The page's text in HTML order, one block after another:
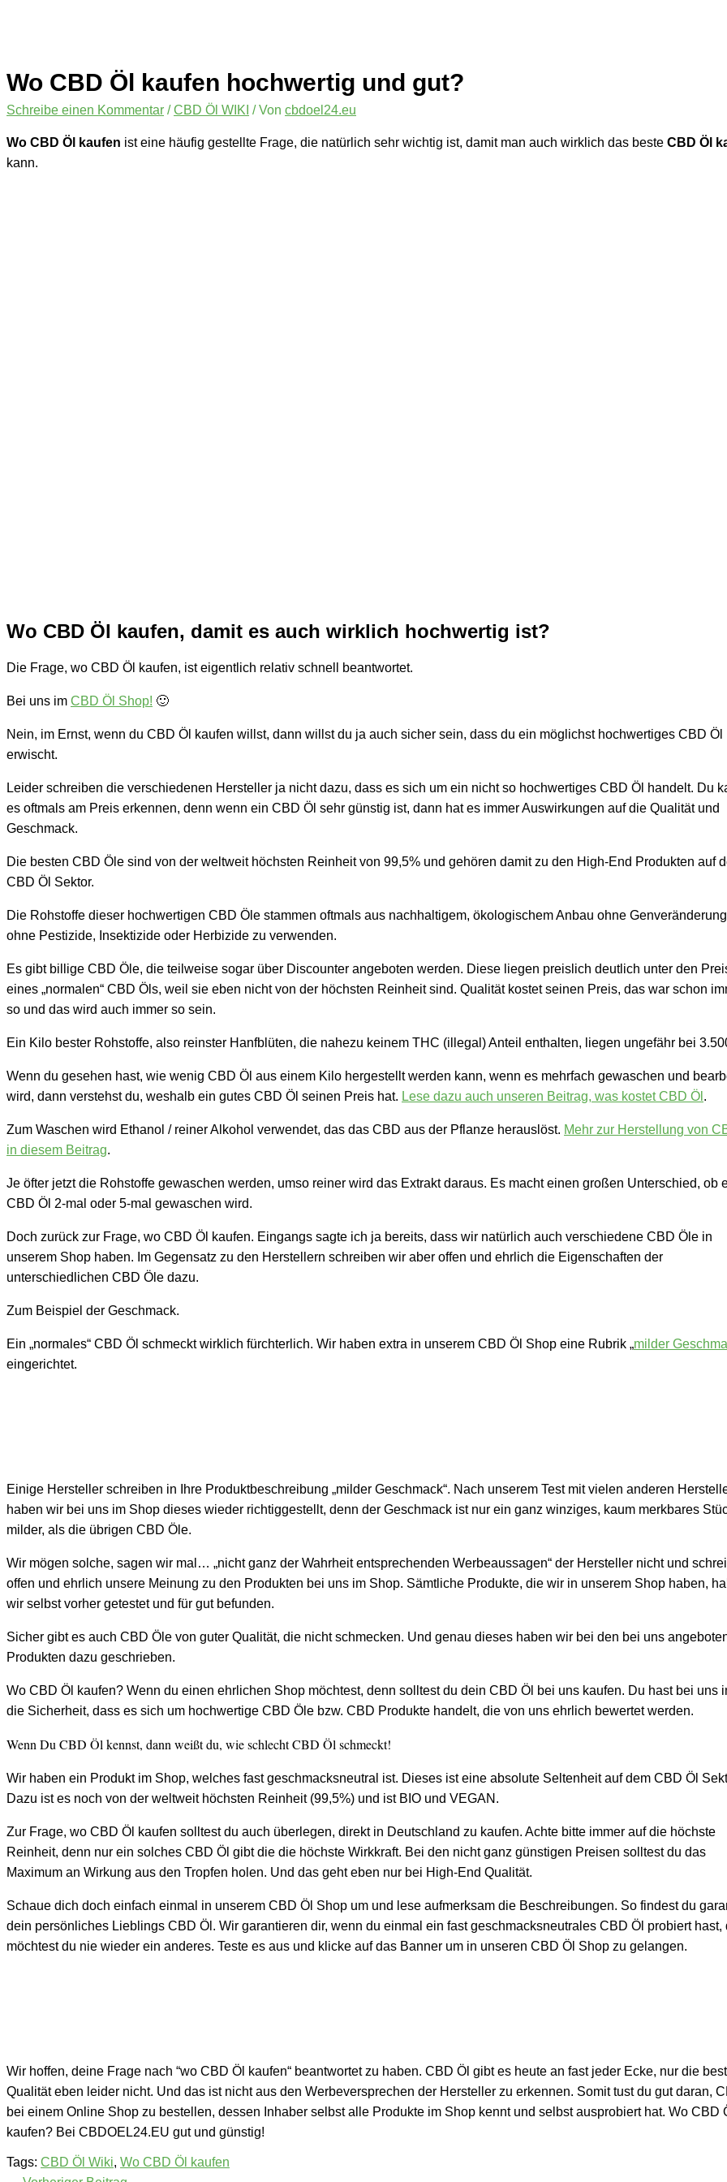
Wo CBD Öl kaufen hochwertig und gut?
Schreibe einen Kommentar /CBD Öl WIKI / Von cbdoel24.eu
Wo CBD Öl kaufen ist eine häufig gestellte Frage, die natürlich sehr wichtig ist, damit man auch wirklich das beste CBD Öl
kann.
Wo CBD Öl kaufen, damit es auch wirklich hochwertig ist?
Die Frage, wo CBD Öl kaufen, ist eigentlich relativ schnell beantwortet.
Bei uns im CBD Öl Shop! 🙂
Nein, im Ernst, wenn du CBD Öl kaufen willst, dann willst du ja auch sicher sein, dass du ein möglichst hochwertiges CBD Öl
erwischt.
Leider schreiben die verschiedenen Hersteller ja nicht dazu, dass es sich um ein nicht so hochwertiges CBD Öl handelt. Du
es oftmals am Preis erkennen, denn wenn ein CBD Öl sehr günstig ist, dann hat es immer Auswirkungen auf die Qualität und
Geschmack.
Die besten CBD Öle sind von der weltweit höchsten Reinheit von 99,5% und gehören damit zu den High-End Produkten auf
CBD Öl Sektor.
Die Rohstoffe dieser hochwertigen CBD Öle stammen oftmals aus nachhaltigem, ökologischem Anbau ohne
ohne Pestizide, Insektizide oder Herbizide zu verwenden.
Es gibt billige CBD Öle, die teilweise sogar über Discounter angeboten werden. Diese liegen preislich deutlich unter den
eines „normalen“ CBD Öls, weil sie eben nicht von der höchsten Reinheit sind. Qualität kostet seinen Preis, das war schon
so und das wird auch immer so sein.
Ein Kilo bester Rohstoffe, also reinster Hanfblüten, die nahezu keinem THC (illegal) Anteil enthalten, liegen ungefähr bei
Wenn du gesehen hast, wie wenig CBD Öl aus einem Kilo hergestellt werden kann, wenn es mehrfach gewaschen und
wird, dann verstehst du, weshalb ein gutes CBD Öl seinen Preis hat. Lese dazu auch unseren Beitrag, was kostet CBD Öl .
Zum Waschen wird Ethanol / reiner Alkohol verwendet, das das CBD aus der Pflanze herauslöst. Mehr zur Herstellung von
in diesem Beitrag.
Je öfter jetzt die Rohstoffe gewaschen werden, umso reiner wird das Extrakt daraus. Es macht einen großen Unterschied, ob
CBD Öl 2-mal oder 5-mal gewaschen wird.
Doch zurück zur Frage, wo CBD Öl kaufen. Eingangs sagte ich ja bereits, dass wir natürlich auch verschiedene CBD Öle in
unserem Shop haben. Im Gegensatz zu den Herstellern schreiben wir aber offen und ehrlich die Eigenschaften der
unterschiedlichen CBD Öle dazu.
Zum Beispiel der Geschmack.
Ein „normales“ CBD Öl schmeckt wirklich fürchterlich. Wir haben extra in unserem CBD Öl Shop eine Rubrik „milder
eingerichtet.
Einige Hersteller schreiben in Ihre Produktbeschreibung „milder Geschmack“. Nach unserem Test mit vielen anderen
haben wir bei uns im Shop dieses wieder richtiggestellt, denn der Geschmack ist nur ein ganz winziges, kaum merkbares
milder, als die übrigen CBD Öle.
Wir mögen solche, sagen wir mal… „nicht ganz der Wahrheit entsprechenden Werbeaussagen“ der Hersteller nicht und
offen und ehrlich unsere Meinung zu den Produkten bei uns im Shop. Sämtliche Produkte, die wir in unserem Shop haben,
wir selbst vorher getestet und für gut befunden.
Sicher gibt es auch CBD Öle von guter Qualität, die nicht schmecken. Und genau dieses haben wir bei den bei uns
Produkten dazu geschrieben.
Wo CBD Öl kaufen? Wenn du einen ehrlichen Shop möchtest, denn solltest du dein CBD Öl bei uns kaufen. Du hast bei uns
die Sicherheit, dass es sich um hochwertige CBD Öle bzw. CBD Produkte handelt, die von uns ehrlich bewertet werden.
Wenn Du CBD Öl kennst, dann weißt du, wie schlecht CBD Öl schmeckt!
Wir haben ein Produkt im Shop, welches fast geschmacksneutral ist. Dieses ist eine absolute Seltenheit auf dem CBD Öl
Dazu ist es noch von der weltweit höchsten Reinheit (99,5%) und ist BIO und VEGAN.
Zur Frage, wo CBD Öl kaufen solltest du auch überlegen, direkt in Deutschland zu kaufen. Achte bitte immer auf die höchste
Reinheit, denn nur ein solches CBD Öl gibt die die höchste Wirkkraft. Bei den nicht ganz günstigen Preisen solltest du das
Maximum an Wirkung aus den Tropfen holen. Und das geht eben nur bei High-End Qualität.
Schaue dich doch einfach einmal in unserem CBD Öl Shop um und lese aufmerksam die Beschreibungen. So findest du
dein persönliches Lieblings CBD Öl. Wir garantieren dir, wenn du einmal ein fast geschmacksneutrales CBD Öl probiert hast,
möchtest du nie wieder ein anderes. Teste es aus und klicke auf das Banner um in unseren CBD Öl Shop zu gelangen.
Wir hoffen, deine Frage nach “wo CBD Öl kaufen“ beantwortet zu haben. CBD Öl gibt es heute an fast jeder Ecke, nur die
Qualität eben leider nicht. Und das ist nicht aus den Werbeversprechen der Hersteller zu erkennen. Somit tust du gut daran,
bei einem Online Shop zu bestellen, dessen Inhaber selbst alle Produkte im Shop kennt und selbst ausprobiert hat. Wo CBD
kaufen? Bei CBDOEL24.EU gut und günstig!
Tags: CBD Öl Wiki, Wo CBD Öl kaufen